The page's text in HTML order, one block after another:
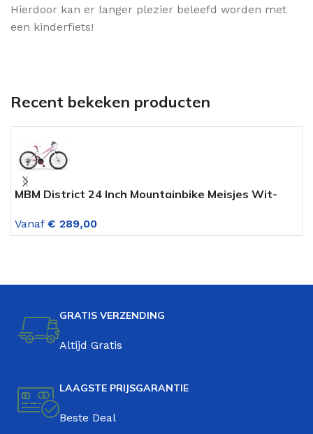
Hierdoor kan er langer plezier beleefd worden met
een kinderfiets!
Recent bekeken producten
MBM District 24 Inch Mountainbike Meisjes Wit-
Vanaf € 289,00
GRATIS VERZENDING
Altijd Gratis
LAAGSTE PRIJSGARANTIE
Beste Deal